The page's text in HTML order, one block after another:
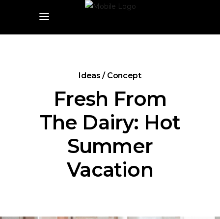
Ideas / Concept
Fresh From
The Dairy: Hot
Summer
Vacation